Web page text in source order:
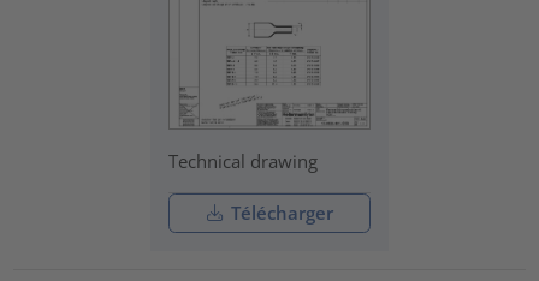
Technical drawing
Télécharger